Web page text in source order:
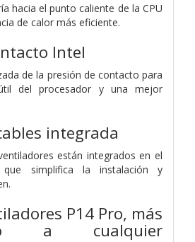
hacia el punto caliente de la CPU
de calor más eficiente.
Intel
de la presión de contacto para
del procesador y una mejor
integrada
están integrados en el
que simplifica la instalación y
P14 Pro, más
a cualquier